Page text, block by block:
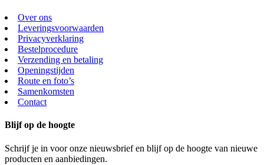
Over ons
Leveringsvoorwaarden
Privacyverklaring
Bestelprocedure
Verzending en betaling
Openingstijden
Route en foto’s
Samenkomsten
Contact
Blijf op de hoogte
Schrijf je in voor onze nieuwsbrief en blijf op de hoogte van nieuwe
producten en aanbiedingen.